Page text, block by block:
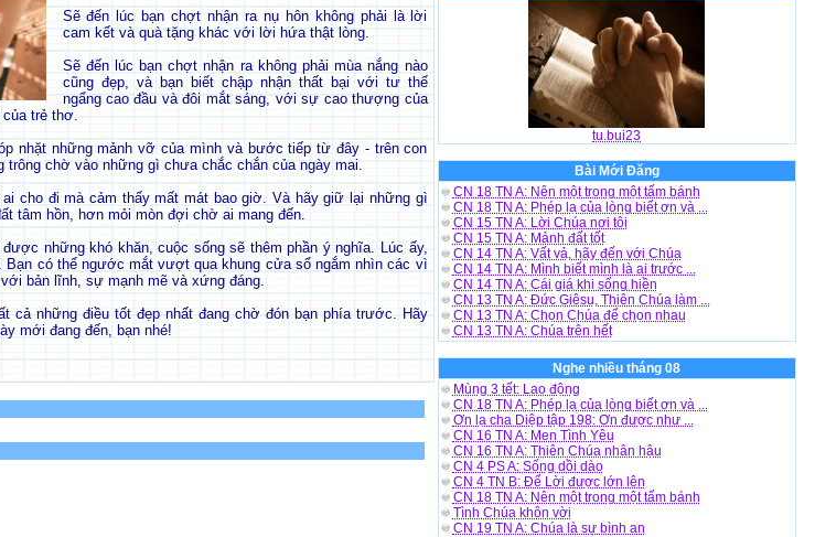
Sẽ đến lúc bạn chợt nhận ra nụ hôn không phải là lời
cam kết và quà tặng khác với lời hứa thật lòng.
Sẽ đến lúc bạn chợt nhận ra không phải mùa nắng nào
cũng đẹp, và bạn biết chập nhận thất bại với tư thế
ngẩng cao đầu và đôi mắt sáng, với sự cao thượng của
trẻ thơ.
nhặt những mảnh vỡ của mình và bước tiếp từ đây - trên con
trông chờ vào những gì chưa chắc chắn của ngày mai.
cho đi mà cảm thấy mất mát bao giờ. Và hãy giữ lại những gì
tâm hồn, hơn mỏi mòn đợi chờ ai mang đến.
những khó khăn, cuộc sống sẽ thêm phần ý nghĩa. Lúc ấy,
Bạn có thể ngước mắt vượt qua khung cửa sổ ngắm nhìn các vì
bản lĩnh, sự mạnh mẽ và xứng đáng.
cả những điều tốt đẹp nhất đang chờ đón bạn phía trước. Hãy
mới đang đến, bạn nhé!
tu.bui23
Bài Mới Đăng
CN 18 TN A: Nên một trong một tấm bánh
CN 18 TN A: Phép lạ của lòng biết ơn và ...
CN 15 TN A: Lời Chúa nơi tôi
CN 15 TN A: Mảnh đất tốt
CN 14 TN A: Vất vả, hãy đến với Chúa
CN 14 TN A: Mình biết mình là ai trước ...
CN 14 TN A: Cái giá khi sống hiền
CN 13 TN A: Đức Giêsu, Thiên Chúa làm ...
CN 13 TN A: Chọn Chúa để chọn nhau
CN 13 TN A: Chúa trên hết
Nghe nhiều tháng 08
Mùng 3 tết: Lao động
CN 18 TN A: Phép lạ của lòng biết ơn và ...
Ơn lạ cha Diệp tập 198: Ơn được như ...
CN 16 TN A: Men Tình Yêu
CN 16 TN A: Thiên Chúa nhân hậu
CN 4 PS A: Sống dồi dào
CN 4 TN B: Để Lời được lớn lên
CN 18 TN A: Nên một trong một tấm bánh
Tình Chúa khôn vời
CN 19 TN A: Chúa là sự bình an